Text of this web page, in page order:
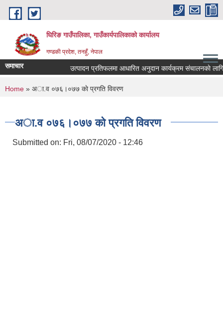
Skip to main content
घिरिङ गाउँपालिका, गाउँकार्यपालिकाको कार्यालय
गण्डकी प्रदेश, तनहुँ, नेपाल
समाचार उत्पादन प्रतिफलमा आधारित अनुदान कार्यक्रम संचालनकाे लागि
You are here
Home » अा.व ०७६।०७७ काे प्रगति विवरण
अा.व ०७६।०७७ काे प्रगति विवरण
Submitted on: Fri, 08/07/2020 - 12:46